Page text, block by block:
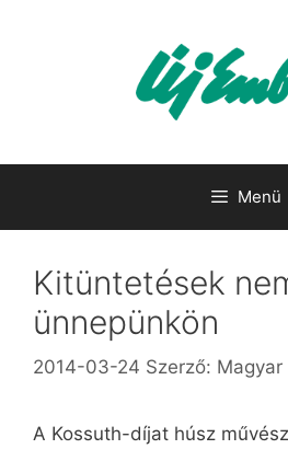
Menü
Kitüntetések
ünnepünkön
2014-03-24 Szerző: Magyar
A Kossuth-díjat húsz